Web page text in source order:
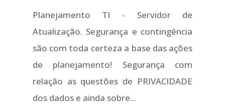
Planejamento TI - Servidor de
Atualização. Segurança e contingência
são com toda certeza a base das ações
de planejamento! Segurança com
relação as questões de PRIVACIDADE
dos dados e ainda sobre...